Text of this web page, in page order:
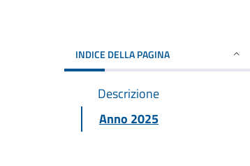
INDICE DELLA PAGINA
Descrizione
Anno 2025